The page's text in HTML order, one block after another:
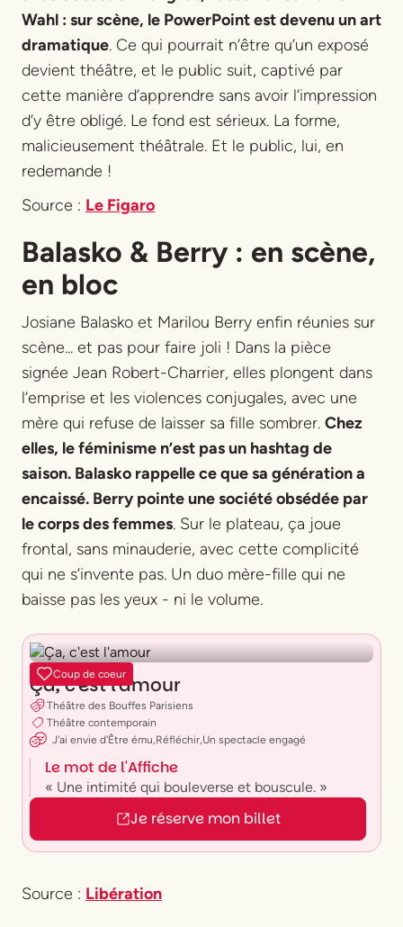
Wahl : sur scène, le PowerPoint est devenu un art
dramatique. Ce qui pourrait n’être qu’un exposé
devient théâtre, et le public suit, captivé par
cette manière d’apprendre sans avoir l’impression
d’y être obligé. Le fond est sérieux. La forme,
malicieusement théâtrale. Et le public, lui, en
redemande !
Source : Le Figaro
Balasko & Berry : en scène,
en bloc
Josiane Balasko et Marilou Berry enfin réunies sur
scène... et pas pour faire joli ! Dans la pièce
signée Jean Robert-Charrier, elles plongent dans
l’emprise et les violences conjugales, avec une
mère qui refuse de laisser sa fille sombrer. Chez
elles, le féminisme n’est pas un hashtag de
saison. Balasko rappelle ce que sa génération a
encaissé. Berry pointe une société obsédée par
le corps des femmes. Sur le plateau, ça joue
frontal, sans minauderie, avec cette complicité
qui ne s’invente pas. Un duo mère-fille qui ne
baisse pas les yeux - ni le volume.
Coup de coeur
Ça, c'est l'amour
Théâtre des Bouffes Parisiens
Théâtre contemporain
J'ai envied'Être ému,Réfléchir,Un spectacle engagé
Le mot de l'Affiche
« Une intimité qui bouleverse et bouscule. »
Je réserve mon billet
Source : Libération